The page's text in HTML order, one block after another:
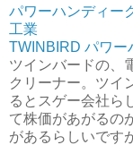
パワーハンディー
工業
TWINBIRD パワー
ツインバードの、
クリーナー。ツイ
るとスゲー会社ら
て株価があがるの
があるらしいです